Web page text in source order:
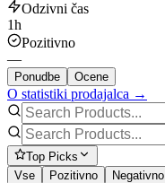
Odzivni čas
1h
Pozitivno
—
Ponudbe Ocene
O statistiki prodajalca →
Top Picks
Vse
Pozitivno
Negativno